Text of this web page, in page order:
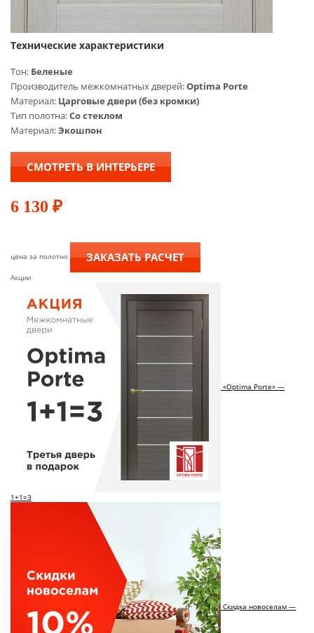
Технические характеристики
Тон: Беленые
Производитель межкомнатных дверей:Optima Porte
Материал: Царговые двери (без кромки)
Тип полотна:Со стеклом
Материал:Экошпон
СМОТРЕТЬ В ИНТЕРЬЕРЕ
6 130 ₽
цена за полотно ЗАКАЗАТЬ РАСЧЕТ
Акции
«Optima Porte» —
1+1=3
Скидка новоселам —